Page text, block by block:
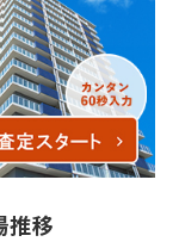
推移